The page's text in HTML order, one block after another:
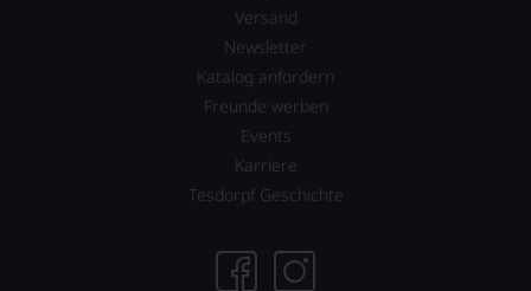
Versand
Newsletter
Katalog anfordern
Freunde werben
Events
Karriere
Tesdorpf Geschichte